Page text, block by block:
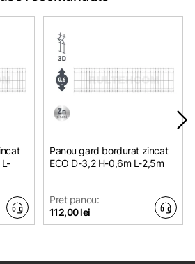
Panou gard bordurat zincat
ЕСО D-3,2 H-0,6m L-2,5m
Pret panou:
112,00 lei